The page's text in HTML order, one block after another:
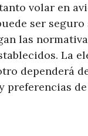
volar en
ser seguro
las
La
dependerá
preferencias